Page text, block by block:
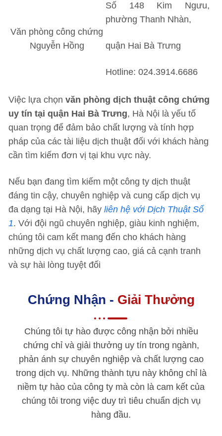
Văn phòng công chứng
Nguyễn Hồng
Số 148 Kim Ngưu,
phường Thanh Nhàn,
quận Hai Bà Trưng
Hotline: 024.3914.6686
Việc lựa chọn văn phòng dịch thuật công chứng
uy tín tại quận Hai Bà Trưng, Hà Nội là yếu tố
quan trọng để đảm bảo chất lượng và tính hợp
pháp của các tài liệu dịch thuật đối với khách hàng
cần tìm kiếm đơn vị tại khu vực này.
Nếu bạn đang tìm kiếm một công ty dịch thuật
đáng tin cậy, chuyên nghiệp và cung cấp dịch vụ
đa dạng tại Hà Nội, hãy liên hệ với Dịch Thuật Số
1. Với đội ngũ chuyên nghiệp, giàu kinh nghiệm,
chúng tôi cam kết mang đến cho khách hàng
những dịch vụ chất lượng cao, giá cả cạnh tranh
và sự hài lòng tuyệt đối
Chứng Nhận - Giải Thưởng
Chúng tôi tự hào được công nhận bởi nhiều
chứng chỉ và giải thưởng uy tín trong ngành,
phản ánh sự chuyên nghiệp và chất lượng cao
trong dịch vụ. Những thành tựu này không chỉ là
niềm tự hào của công ty mà còn là cam kết của
chúng tôi trong việc duy trì tiêu chuẩn dịch vụ
hàng đầu.